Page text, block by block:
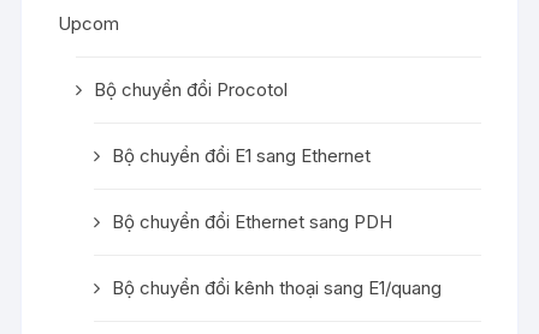
Upcom
Bộ chuyển đổi Procotol
Bộ chuyển đổi E1 sang Ethernet
Bộ chuyển đổi Ethernet sang PDH
Bộ chuyển đổi kênh thoại sang E1/quang